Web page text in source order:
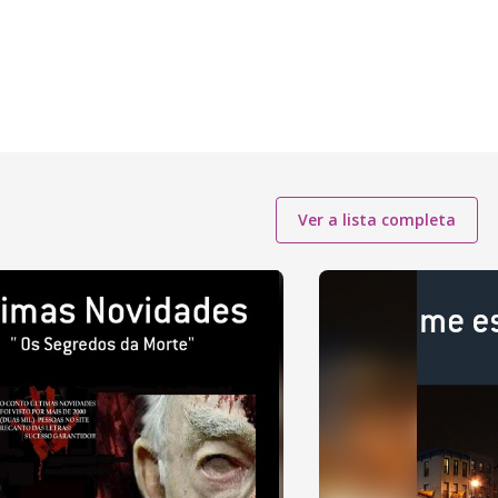
Ver a lista completa